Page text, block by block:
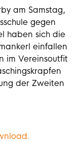
am Samstag,
gegen
haben sich die
einfallen
im Vereinsoutfit
der Zweiten